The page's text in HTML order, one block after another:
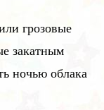
грозовые
закатным
ночью облака